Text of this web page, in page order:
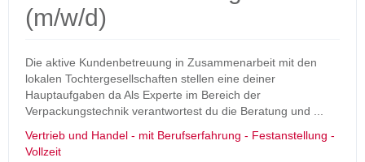
(m/w/d)
Die aktive Kundenbetreuung in Zusammenarbeit mit den
lokalen Tochtergesellschaften stellen eine deiner
Hauptaufgaben da Als Experte im Bereich der
Verpackungstechnik verantwortest du die Beratung und ...
Vertrieb und Handel - mit Berufserfahrung - Festanstellung -
Vollzeit